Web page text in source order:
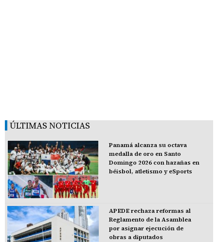
ÚLTIMAS NOTICIAS
Panamá alcanza su octava
medalla de oro en Santo
Domingo 2026 con hazañas en
béisbol, atletismo y eSports
APEDE rechaza reformas al
Reglamento de la Asamblea
por asignar ejecución de
obras a diputados